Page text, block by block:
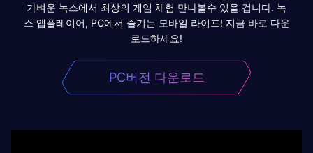
가벼운 녹스에서 최상의 게임 체험 만나볼수 있을 겁니다. 녹
스 앱플레이어, PC에서 즐기는 모바일 라이프! 지금 바로 다운
로드하세요!
PC버전 다운로드